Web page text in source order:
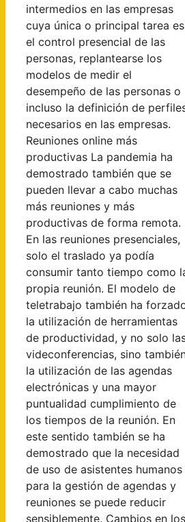
intermedios en las empresas
cuya única o principal tarea es
el control presencial de las
personas, replantearse los
modelos de medir el
desempeño de las personas o
incluso la definición de
necesarios en las empresas.
Reuniones online más
productivas La pandemia ha
demostrado también que se
pueden llevar a cabo muchas
más reuniones y más
productivas de forma remota.
En las reuniones presenciales,
solo el traslado ya podía
consumir tanto tiempo como
propia reunión. El modelo de
teletrabajo también ha
la utilización de herramientas
de productividad, y no solo
videconferencias, sino
la utilización de las agendas
electrónicas y una mayor
puntualidad cumplimiento de
los tiempos de la reunión. En
este sentido también se ha
demostrado que la necesidad
de uso de asistentes humanos
para la gestión de agendas y
reuniones se puede reducir
sensiblemente. Cambios en los